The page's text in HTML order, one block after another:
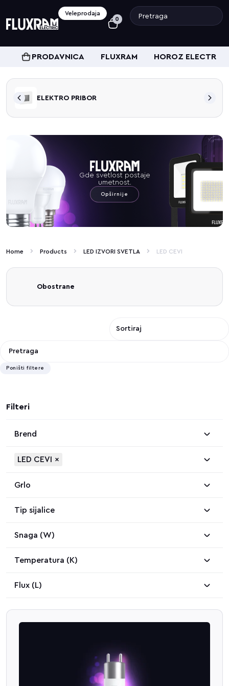
Veleprodaja
0
PRODAVNICA FLUXRAM HOROZ ELECTRIC
ELEKTRO PRIBOR
Gde svetlost postaje
umetnost.
Opširnije
Home Products LED IZVORI SVETLA LED CEVI
Obostrane
Poništi filtere
Filteri
Brend
LED CEVI ×
Grlo
Tip sijalice
Snaga (W)
Temperatura (K)
Flux (L)